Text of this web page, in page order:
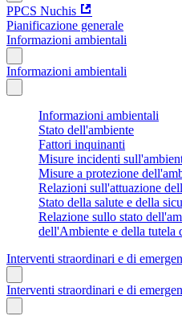
PPCS Nuchis
Pianificazione generale
Informazioni ambientali
Informazioni ambientali
Informazioni ambientali
Stato dell'ambiente
Fattori inquinanti
Misure incidenti
Misure a protezione
Relazioni sull'attuazione
Stato della salute e della
Relazione sullo stato
dell'Ambiente e della tutela
Interventi straordinari e di
Interventi straordinari e di